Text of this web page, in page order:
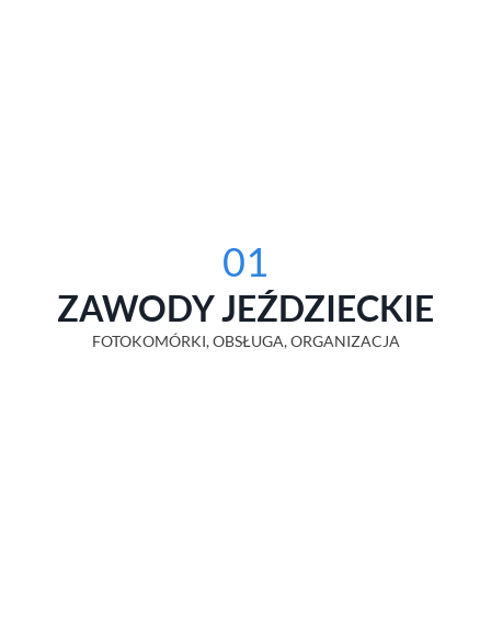
01
ZAWODY JEŹDZIECKIE
FOTOKOMÓRKI, OBSŁUGA, ORGANIZACJA